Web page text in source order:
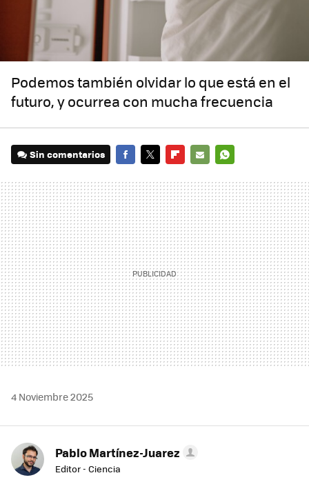
Podemos también olvidar lo que está en el
futuro, y ocurrea con mucha frecuencia
Sin comentarios
MAIL
4 Noviembre 2025
Pablo Martínez-Juarez
Editor - Ciencia